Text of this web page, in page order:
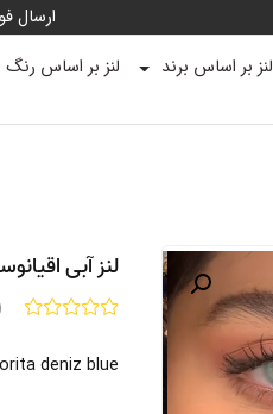
ارسال
لنز بر اساس برند لنز بر اساس رنگ
لنز آبی
deniz blue